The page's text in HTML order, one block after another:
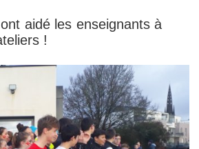
aidé les enseignants à
!